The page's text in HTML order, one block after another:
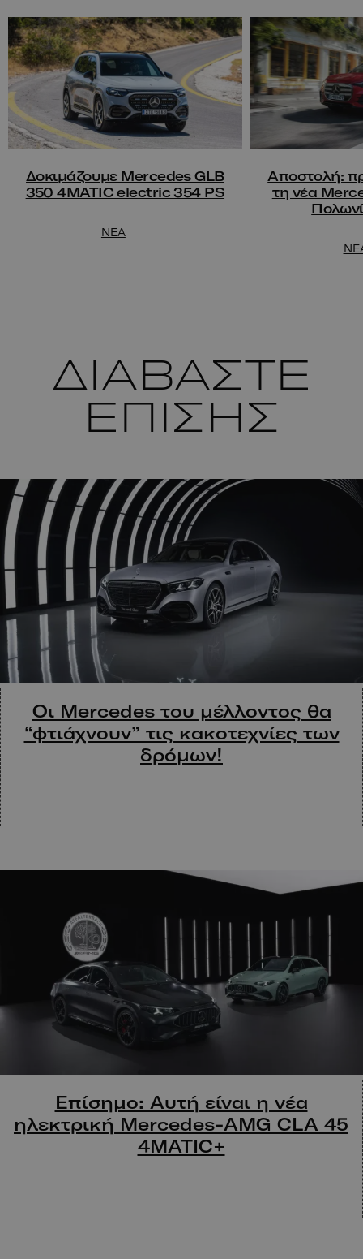
Δοκιμάζουμε Mercedes GLB
350 4MATIC electric 354 PS
NEA
Αποστολή:
τη νέα
ΔΙΑΒΑΣΤΕ
ΕΠΙΣΗΣ
Οι Mercedes του μέλλοντος θα
“φτιάχνουν” τις κακοτεχνίες των
δρόμων!
Επίσημο: Αυτή είναι η νέα
ηλεκτρική Mercedes-AMG CLA 45
4MATIC+